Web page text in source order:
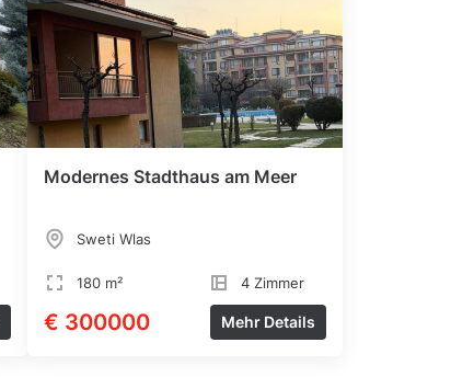
Modernes Stadthaus am Meer
Sweti Wlas
180 m² 4 Zimmer
€ 300000 Mehr Details